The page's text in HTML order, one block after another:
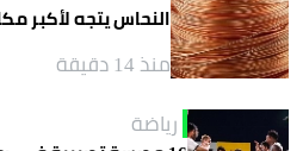
النحاس يتجه لأكبر
منذ 14 دقيقة
رياضة